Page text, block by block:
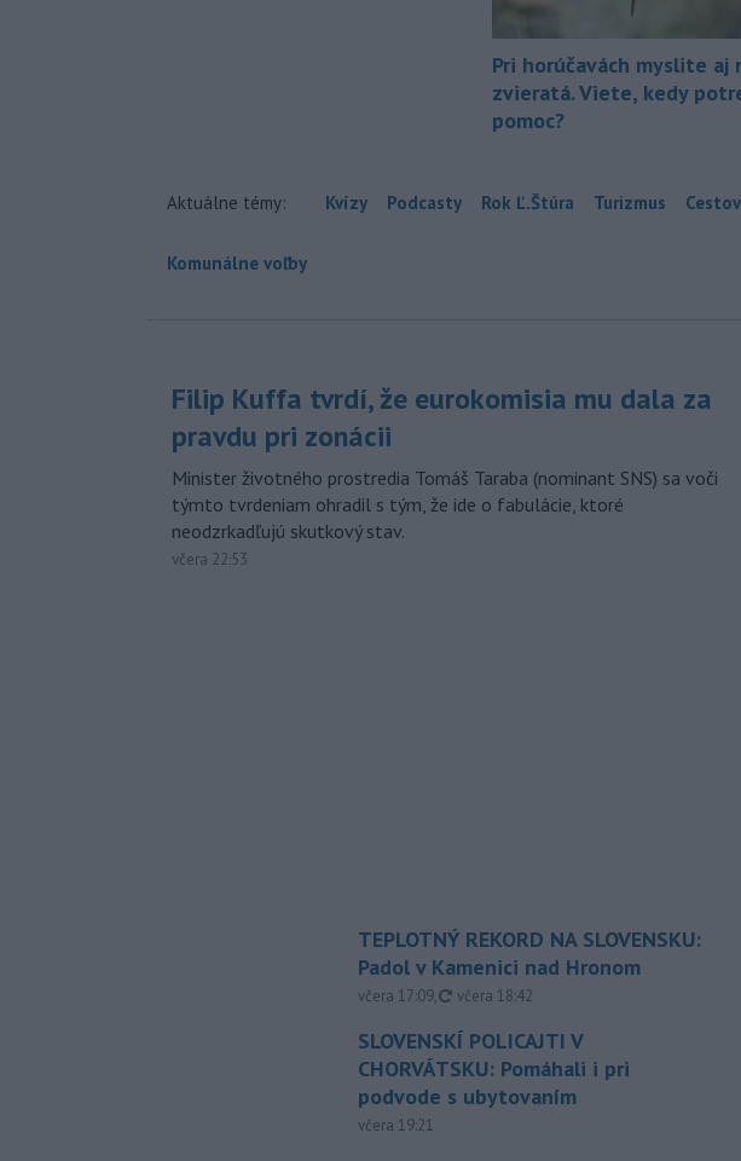
Pri horúčavách myslite aj
zvieratá. Viete, kedy
pomoc?
Aktuálne témy: Kvízy Podcasty Rok Ľ.Štúra Turizmus
Komunálne voľby
Filip Kuffa tvrdí, že eurokomisia mu dala za
pravdu pri zonácii
Minister životného prostredia Tomáš Taraba (nominant SNS) sa voči
týmto tvrdeniam ohradil s tým, že ide o fabulácie, ktoré
neodzrkadľujú skutkový stav.
včera 22:53
TEPLOTNÝ REKORD NA SLOVENSKU:
Padol v Kamenici nad Hronom
včera 17:09, aktualizované
včera 18:42
SLOVENSKÍ POLICAJTI V
CHORVÁTSKU: Pomáhali i pri
podvode s ubytovaním
včera 19:21